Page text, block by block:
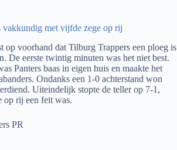
vakkundig met vijfde zege op rij
op voorhand dat Tilburg Trappers een ploeg is
De eerste twintig minuten was het niet best.
Panters baas in eigen huis en maakte het
Ondanks een 1-0 achterstand won
Uiteindelijk stopte de teller op 7-1,
op rij een feit was.
PR